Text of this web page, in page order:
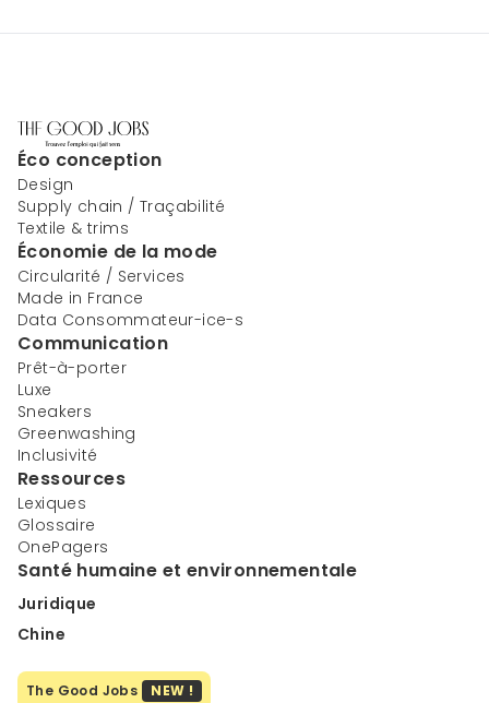
Éco conception
Design
Supply chain / Traçabilité
Textile & trims
Économie de la mode
Circularité / Services
Made in France
Data Consommateur-ice-s
Communication
Prêt-à-porter
Luxe
Sneakers
Greenwashing
Inclusivité
Ressources
Lexiques
Glossaire
OnePagers
Santé humaine et environnementale
Juridique
Chine
The Good Jobs NEW !